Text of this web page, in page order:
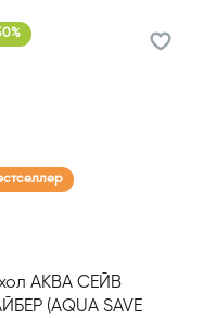
%
АКВА СЕЙВ
(AQUA SAVE